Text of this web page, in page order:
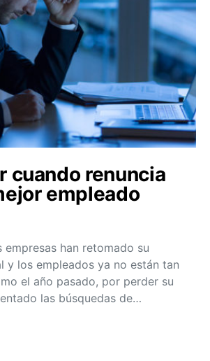
cuando renuncia
empleado
empresas han retomado su
y los empleados ya no están tan
el año pasado, por perder su
las búsquedas de…